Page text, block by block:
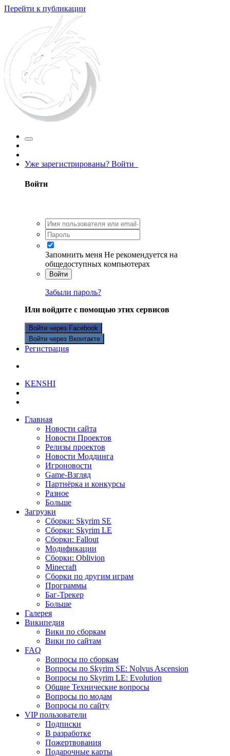
Перейти к публикации
Уже зарегистрированы? Войти
Войти
Запомнить меня Не рекомендуется на
общедоступных компьютерах
Войти
Забыли пароль?
Или войдите с помощью этих сервисов
Войти через Facebook
Войти через Вконтакте
Регистрация
KENSHI
Главная
Новости сайта
Новости Проектов
Релизы проектов
Новости Моддинга
Игроновости
Game-Взгляд
Партнёрка и конкурсы
Разное
Больше
Загрузки
Сборки: Skyrim SE
Сборки: Skyrim LE
Сборки: Fallout
Модификации
Сборки: Oblivion
Minecraft
Сборки по другим играм
Программы
Баг-Трекер
Больше
Галерея
Википедия
Вики по сборкам
Вики по сайтам
FAQ
Вопросы по сборкам
Вопросы по Skyrim SE: Nolvus Ascension
Вопросы по Skyrim LE: Evolution
Общие Технические вопросы
Вопросы по модам
Вопросы по сайту
VIP пользователи
Подписки
В разработке
Пожертвования
Подарочные карты